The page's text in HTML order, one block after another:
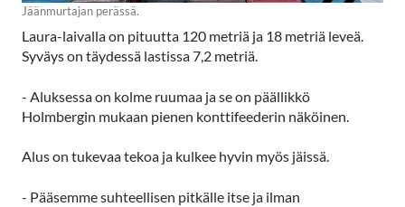
Jäänmurtajan perässä.
Laura-laivalla on pituutta 120 metriä ja 18 metriä leveä.
Syväys on täydessä lastissa 7,2 metriä.
- Aluksessa on kolme ruumaa ja se on päällikkö
Holmbergin mukaan pienen konttifeederin näköinen.
Alus on tukevaa tekoa ja kulkee hyvin myös jäissä.
- Pääsemme suhteellisen pitkälle itse ja ilman